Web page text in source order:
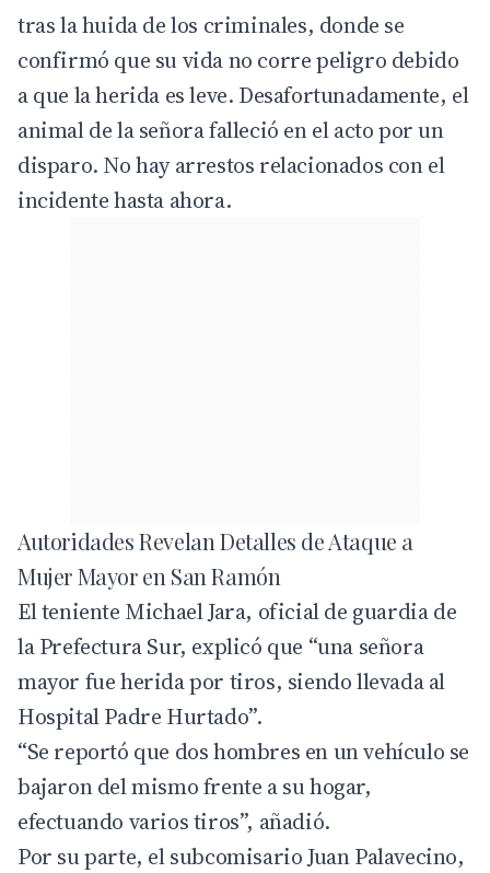
tras la huida de los criminales, donde se
confirmó que su vida no corre peligro debido
a que la herida es leve. Desafortunadamente, el
animal de la señora falleció en el acto por un
disparo. No hay arrestos relacionados con el
incidente hasta ahora.
Autoridades Revelan Detalles de Ataque a
Mujer Mayor en San Ramón
El teniente Michael Jara, oficial de guardia de
la Prefectura Sur, explicó que “una señora
mayor fue herida por tiros, siendo llevada al
Hospital Padre Hurtado”.
“Se reportó que dos hombres en un vehículo se
bajaron del mismo frente a su hogar,
efectuando varios tiros”, añadió.
Por su parte, el subcomisario Juan Palavecino,